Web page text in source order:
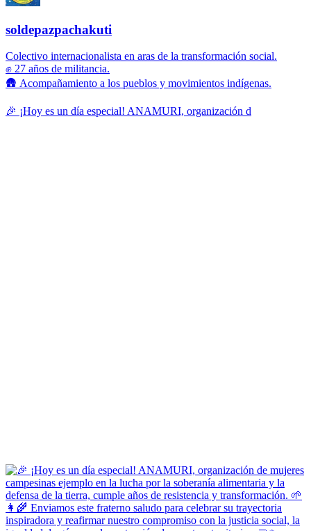
soldepazpachakuti
Colectivo internacionalista en aras de la transformación social.
✊ 27 años de militancia.
🛖 Acompañamiento a los pueblos y movimientos indígenas.
🎉 ¡Hoy es un día especial! ANAMURI, organización d